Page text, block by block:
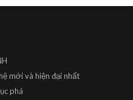
mới và hiện đại nhất
phá